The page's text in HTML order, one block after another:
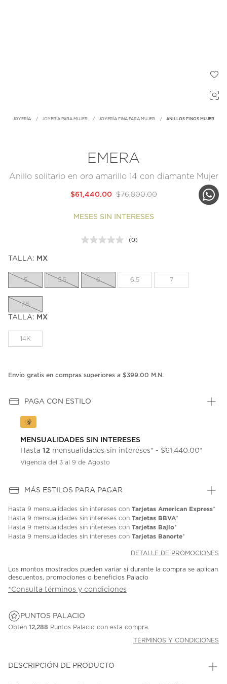
JOYERÍA JOYERÍA PARA MUJER JOYERÍA FINA PARA MUJER ANILLOS FINOS MUJER
EMERA
Anillo solitario en oro amarillo 14 con diamante Mujer
$76,800.00
$61,440.00
MESES SIN INTERESES
Sin
la
misma
(0)
TALLA: MX
5 5.5 6 6.5 7
7.5
TALLA: MX
14K
Envío gratis en compras superiores a $399.00 M.N.
PAGA CON ESTILO
MENSUALIDADES SIN INTERESES
Hasta 12 mensualidades sin intereses* - $61,440.00*
Vigencia del 3 al 9 de Agosto
MÁS ESTILOS PARA PAGAR
Hasta 9 mensualidades sin intereses con Tarjetas American Express*
Hasta 9 mensualidades sin intereses con Tarjetas BBVA*
Hasta 9 mensualidades sin intereses con Tarjetas Bajio*
Hasta 9 mensualidades sin intereses con Tarjetas Banorte*
DETALLE DE PROMOCIONES
Los montos mostrados pueden variar si durante la compra se aplican
descuentos, promociones o beneficios Palacio
*Consulta términos y condiciones
PUNTOS PALACIO
Obtén 12,288 Puntos Palacio con esta compra.
TÉRMINOS Y CONDICIONES
DESCRIPCIÓN DE PRODUCTO